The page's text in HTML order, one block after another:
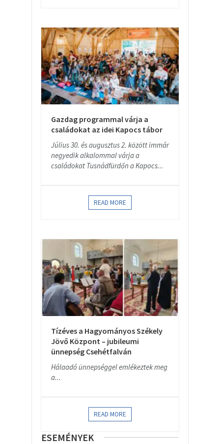
Gazdag programmal várja a
családokat az idei Kapocs tábor
Július 30. és augusztus 2. között immár
negyedik alkalommal várja a
családokat Tusnádfürdőn a Kapocs...
READ MORE
Tízéves a Hagyományos Székely
Jövő Központ – jubileumi
ünnepség Csehétfalván
Hálaadó ünnepséggel emlékeztek meg
a...
READ MORE
ESEMÉNYEK